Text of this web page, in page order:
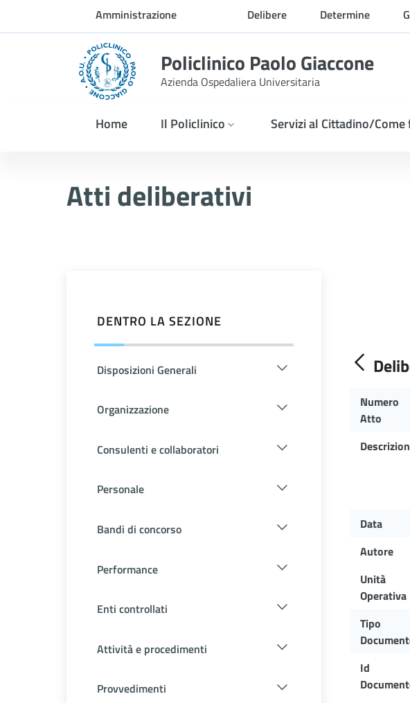
Skip to Main ContentAmministrazione
trasparente
Delibere Determine
Policlinico Paolo Giaccone
Azienda Ospedaliera Universitaria
Home Il Policlinico Servizi al Cittadino/Come
Atti deliberativi
DENTRO LA SEZIONE
Disposizioni Generali
Organizzazione
Consulenti e collaboratori
Personale
Bandi di concorso
Performance
Enti controllati
Attività e procedimenti
Provvedimenti
Numero
Atto
Data
Autore
Unità
Operativa
Tipo
Id